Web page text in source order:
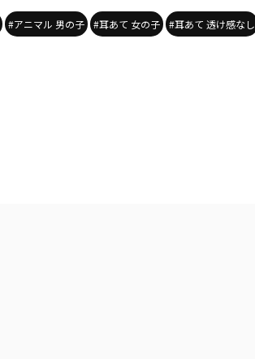
#アニマル 男の子 #耳あて 女の子 #耳あて 透け感なし